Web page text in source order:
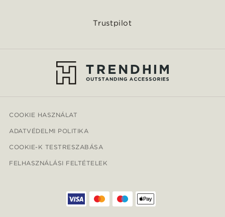
Trustpilot
COOKIE HASZNÁLAT
ADATVÉDELMI POLITIKA
COOKIE-K TESTRESZABÁSA
FELHASZNÁLÁSI FELTÉTELEK